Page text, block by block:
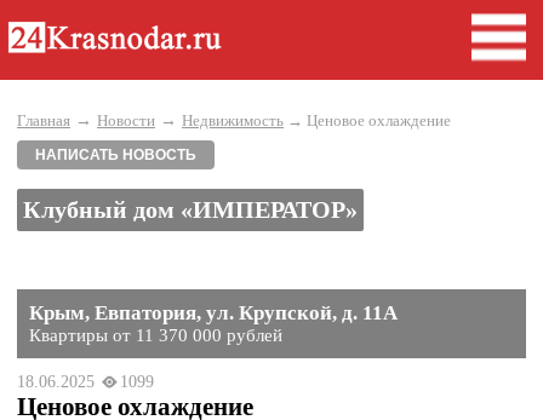
Главная → Новости → Недвижимость → Ценовое охлаждение
НАПИСАТЬ НОВОСТЬ
Клубный дом «ИМПЕРАТОР»
Крым, Евпатория, ул. Крупской, д. 11А
Квартиры от 11 370 000 рублей
18.06.2025 1099
Ценовое охлаждение